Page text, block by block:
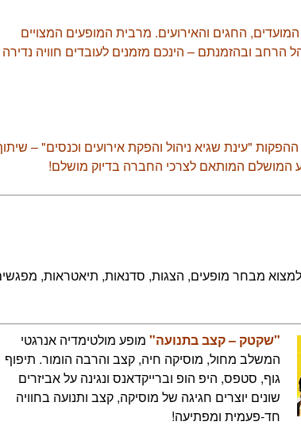
החגים והאירועים. מרבית המופעים המצויים
ובהזמנתם – הינכם מזמנים לעובדים חוויה נדירה
"עינת שגיא ניהול והפקת אירועים וכנסים" –
המושלם המותאם לצרכי החברה בדיוק מושלם!
מבחר מופעים, הצגות, סדנאות, תיאטראות,
"שקטק – קצב בתנועה" מופע מולטימדיה אנרגטי
המשלב מחול, מוסיקה חיה, קצב והרבה הומור. תיפוף
גוף, סטפס, היפ הופ וברייקדאנס ונגינה על אביזרים
שונים יוצרים חגיגה של מוסיקה, קצב ותנועה בחוויה
חד-פעמית ומפתיעה!